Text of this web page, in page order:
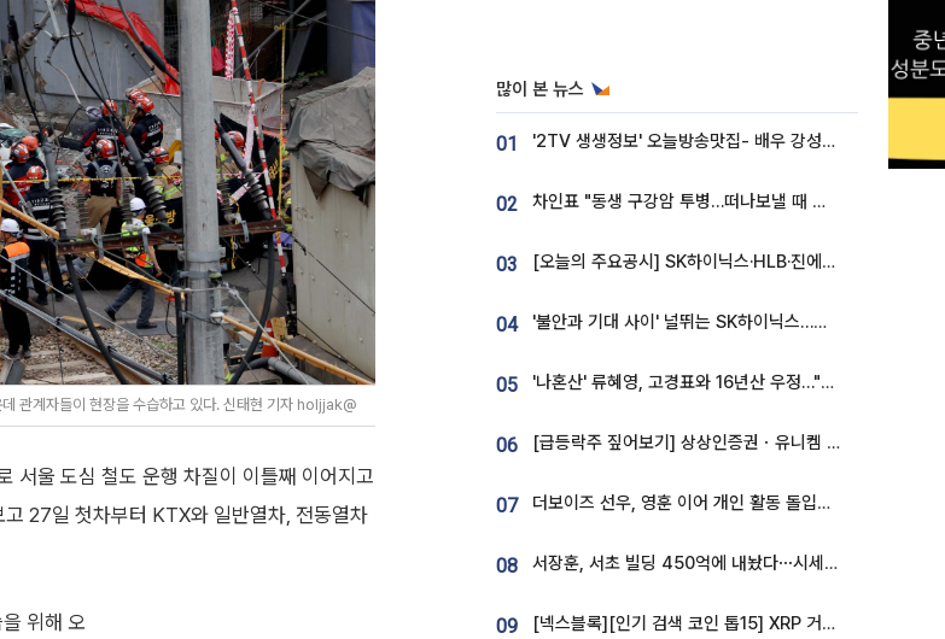
관계자들이 현장을 수습하고 있다. 신태현 기자 holjjak@
서울 도심 철도 운행 차질이 이틀째 이어지고
27일 첫차부터 KTX와 일반열차, 전동열차
위해 오
많이 본 뉴스
01 '2TV 생생정보' 오늘방송맛집- 배우 강성진 단골! 쌀국수ㆍ푸팟퐁 커리 맛집 '블○○○'
02 차인표 "동생 구강암 투병…떠나보낼 때 가장 힘들었다”
03 [오늘의 주요공시] SK하이닉스·HLB·진에어·포스코홀딩스·네이버·대우건설 등
04 '불안과 기대 사이' 널뛰는 SK하이닉스…증권가 "HBM4·LTA 기반 펀터멘털 견고"
05 '나혼산' 류혜영, 고경표와 16년산 우정…"자취방서 부모님과 마주쳐"
06 [급등락주 짚어보기] 상상인증권ㆍ유니켐 2연속, 본느 6연속 ‘상한가’⋯M&A 훈풍 분 증시
07 더보이즈 선우, 영훈 이어 개인 활동 돌입⋯앳에어리어와 전속계약
08 서장훈, 서초 빌딩 450억에 내놨다⋯시세차익은
09 [넥스블록][인기 검색 코인 톱15] XRP 거래량 14억달러…ETHGas 급등·Bless 급락…고변동 알트 부각